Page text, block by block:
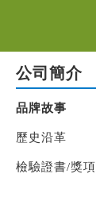
公司簡介
品牌故事
歷史沿革
檢驗證書/獎項